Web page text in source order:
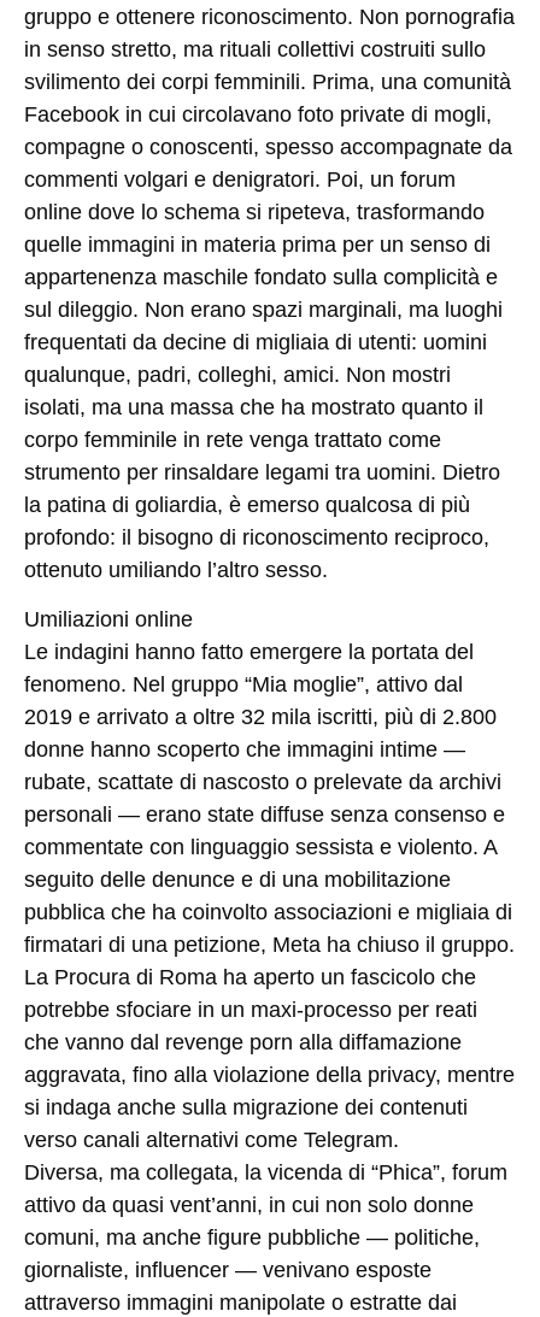
gruppo e ottenere riconoscimento. Non pornografia
in senso stretto, ma rituali collettivi costruiti sullo
svilimento dei corpi femminili. Prima, una comunità
Facebook in cui circolavano foto private di mogli,
compagne o conoscenti, spesso accompagnate da
commenti volgari e denigratori. Poi, un forum
online dove lo schema si ripeteva, trasformando
quelle immagini in materia prima per un senso di
appartenenza maschile fondato sulla complicità e
sul dileggio. Non erano spazi marginali, ma luoghi
frequentati da decine di migliaia di utenti: uomini
qualunque, padri, colleghi, amici. Non mostri
isolati, ma una massa che ha mostrato quanto il
corpo femminile in rete venga trattato come
strumento per rinsaldare legami tra uomini. Dietro
la patina di goliardia, è emerso qualcosa di più
profondo: il bisogno di riconoscimento reciproco,
ottenuto umiliando l’altro sesso.
Umiliazioni online
Le indagini hanno fatto emergere la portata del
fenomeno. Nel gruppo “Mia moglie”, attivo dal
2019 e arrivato a oltre 32 mila iscritti, più di 2.800
donne hanno scoperto che immagini intime —
rubate, scattate di nascosto o prelevate da archivi
personali — erano state diffuse senza consenso e
commentate con linguaggio sessista e violento. A
seguito delle denunce e di una mobilitazione
pubblica che ha coinvolto associazioni e migliaia di
firmatari di una petizione, Meta ha chiuso il gruppo.
La Procura di Roma ha aperto un fascicolo che
potrebbe sfociare in un maxi-processo per reati
che vanno dal revenge porn alla diffamazione
aggravata, fino alla violazione della privacy, mentre
si indaga anche sulla migrazione dei contenuti
verso canali alternativi come Telegram.
Diversa, ma collegata, la vicenda di “Phica”, forum
attivo da quasi vent’anni, in cui non solo donne
comuni, ma anche figure pubbliche — politiche,
giornaliste, influencer — venivano esposte
attraverso immagini manipolate o estratte dai